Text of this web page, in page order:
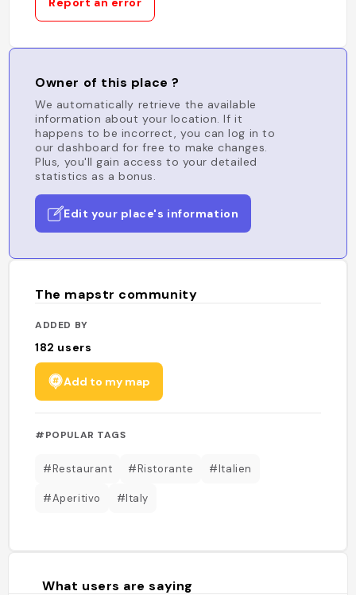
Owner of this place ?
We automatically retrieve the available
information about your location. If it
happens to be incorrect, you can log in to
our dashboard for free to make changes.
Plus, you'll gain access to your detailed
statistics as a bonus.
Edit your place's information
The mapstr community
ADDED BY
182 users
Add to my map
#POPULAR TAGS
#Restaurant #Ristorante #Italien
#Aperitivo #Italy
What users are saying